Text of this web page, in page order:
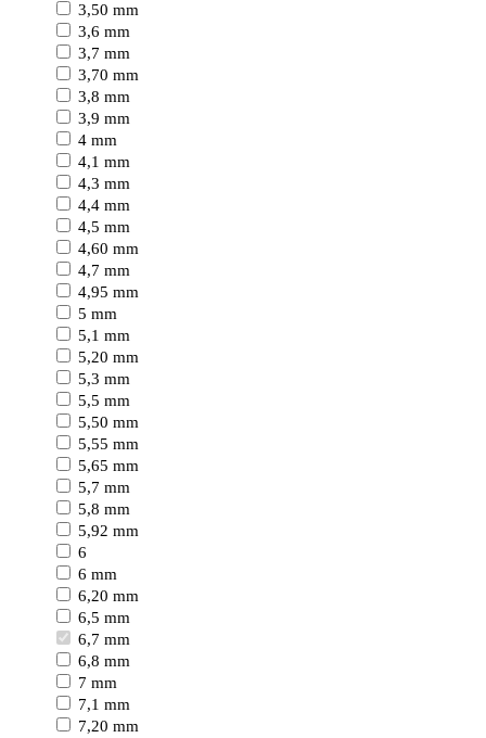
3,50 mm
3,6 mm
3,7 mm
3,70 mm
3,8 mm
3,9 mm
4 mm
4,1 mm
4,3 mm
4,4 mm
4,5 mm
4,60 mm
4,7 mm
4,95 mm
5 mm
5,1 mm
5,20 mm
5,3 mm
5,5 mm
5,50 mm
5,55 mm
5,65 mm
5,7 mm
5,8 mm
5,92 mm
6
6 mm
6,20 mm
6,5 mm
6,7 mm
6,8 mm
7 mm
7,1 mm
7,20 mm